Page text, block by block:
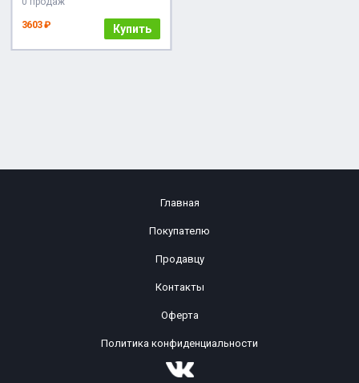
3603 ₽ Купить
Главная
Покупателю
Продавцу
Контакты
Оферта
Политика конфиденциальности